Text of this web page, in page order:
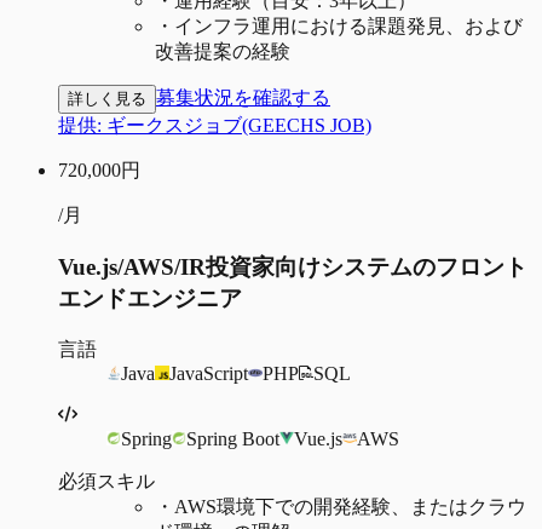
・ インフラ運用における課題発見、および
改善提案の経験
詳しく見る 募集状況を確認する
提供: ギークスジョブ(GEECHS JOB)
720,000円
/月
Vue.js/AWS/IR投資家向けシステムのフロント
エンドエンジニア
言語
Java
JavaScript PHP SQL
Spring Spring Boot Vue.js AWS
必須スキル
・ AWS環境下での開発経験、またはクラウ